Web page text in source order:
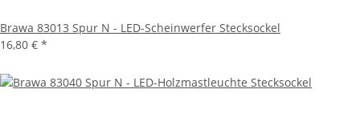
Brawa 83013 Spur N - LED-Scheinwerfer Stecksockel
16,80 € *